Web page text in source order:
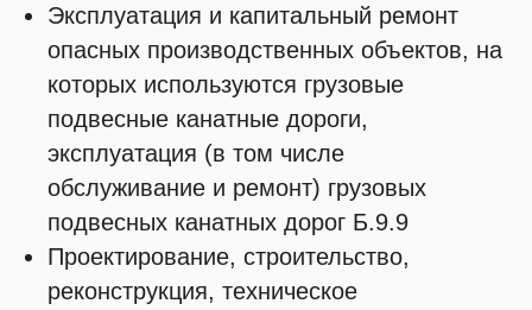
Эксплуатация и капитальный ремонт
опасных производственных объектов, на
которых используются грузовые
подвесные канатные дороги,
эксплуатация (в том числе
обслуживание и ремонт) грузовых
подвесных канатных дорог Б.9.9
Проектирование, строительство,
реконструкция, техническое